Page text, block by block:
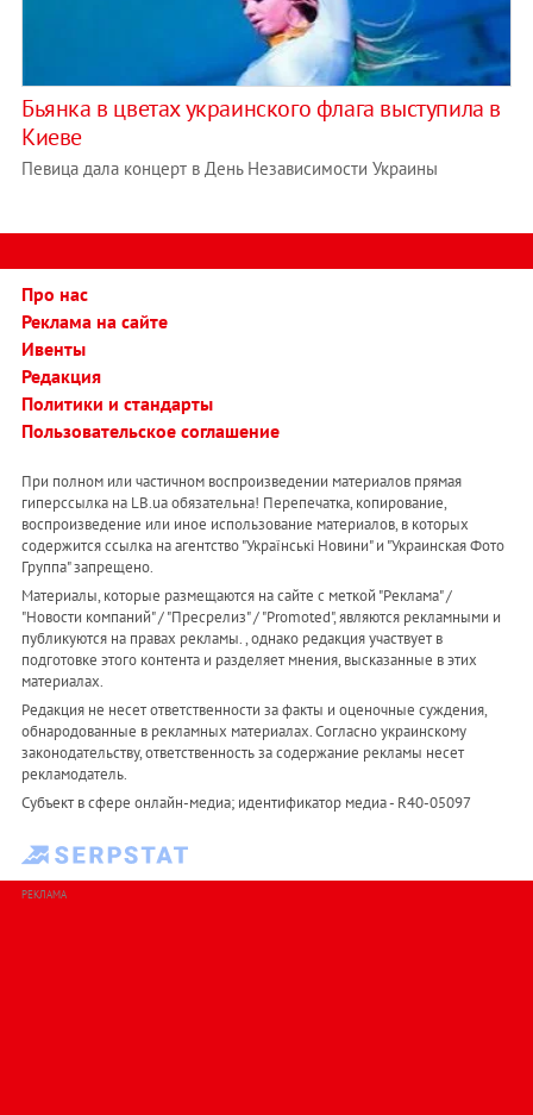
Бьянка в цветах украинского флага выступила в
Киеве
Певица дала концерт в День Независимости Украины
Про нас
Реклама на сайте
Ивенты
Редакция
Политики и стандарты
Пользовательское соглашение
При полном или частичном воспроизведении материалов прямая
гиперссылка на LB.ua обязательна! Перепечатка, копирование,
воспроизведение или иное использование материалов, в которых
содержится ссылка на агентство "Українськi Новини" и "Украинская Фото
Группа" запрещено.
Материалы, которые размещаются на сайте с меткой "Реклама" /
"Новости компаний" / "Пресрелиз" / "Promoted", являются рекламными и
публикуются на правах рекламы. , однако редакция участвует в
подготовке этого контента и разделяет мнения, высказанные в этих
материалах.
Редакция не несет ответственности за факты и оценочные суждения,
обнародованные в рекламных материалах. Согласно украинскому
законодательству, ответственность за содержание рекламы несет
рекламодатель.
Субъект в сфере онлайн-медиа; идентификатор медиа - R40-05097
РЕКЛАМА